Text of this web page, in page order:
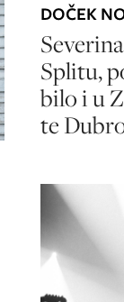
DOČEK
Splitu,
bilo i u
te